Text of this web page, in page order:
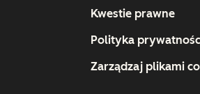
Kwestie prawne
Polityka
Zarządzaj plikami